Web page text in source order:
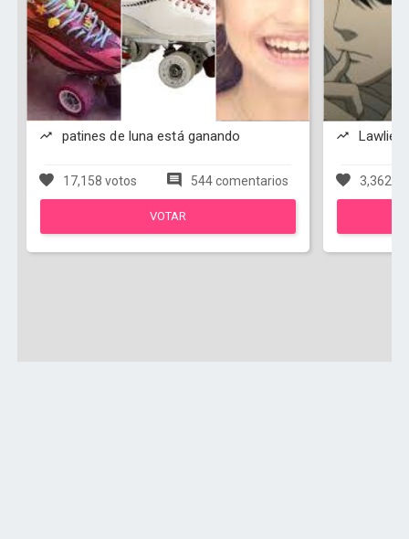
patines de luna está ganando
17,158 votos 544 comentarios
VOTAR
Lawliet
3,362